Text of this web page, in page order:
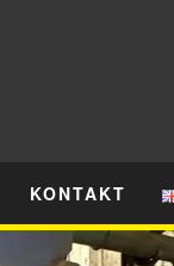
KONTAKT